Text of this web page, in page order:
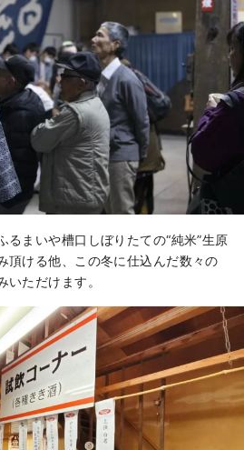
るまいや槽口しぼりたての“純米”生原
頂ける他、この冬に仕込んだ数々の
いただけます。